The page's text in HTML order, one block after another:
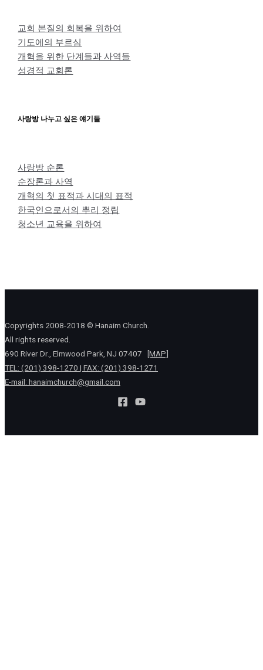
교회 본질의 회복을 위하여
기도에의 부르심
개혁을 위한 단계들과 사역들
성경적 교회론
사랑방 나누고 싶은 얘기들
사랑방 순론
순장론과 사역
개혁의 첫 표적과 시대의 표적
한국인으로서의 뿌리 정립
청소년 교육을 위하여
Copyrights 2008-2018 © Hanaim Church.
All rights reserved.
690 River Dr., Elmwood Park, NJ 07407
[MAP]
TEL: (201) 398-1270 | FAX: (201) 398-1271
E-mail: hanaimchurch@gmail.com